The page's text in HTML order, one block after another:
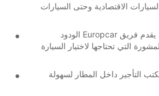
الاقتصادية وحتى السيارات
خدمة عملاء متميزة: يقدم فريق Europcar الودود
التي تحتاجها لاختيار السيارة
التأجير داخل المطار لسهولة